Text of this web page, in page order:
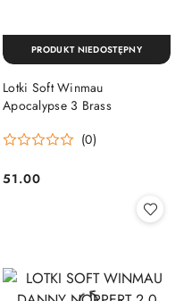
Lotki Soft Winmau
Apocalypse 3 Brass
(0)
Cena:
51.00
PRODUKT NIEDOSTĘPNY